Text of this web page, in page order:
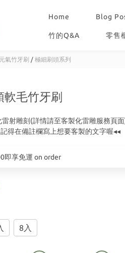
Home Blog
竹的Q&A 零售
元氣竹牙刷 / 極細刷頭系列
軟毛竹牙刷
雷射雕刻(詳情請至客製化雷雕服務頁
得在備註欄寫上想要客製的文字喔◂◂
即享免運 on order
8入